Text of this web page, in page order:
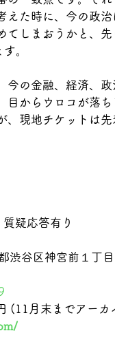
えた時に、今の政
てしまおうかと、
。
今の金融、経済、
目からウロコが落
現地チケットは
疑応答有り
渋谷区神宮前１丁
(11月末までアーカ